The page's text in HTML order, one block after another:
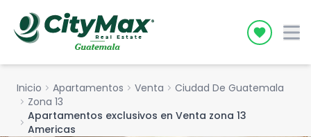
Icon
Inicio chevron_right Apartamentos chevron_right Venta chevron_right Ciudad De Guatemala
chevron_right Zona 13
chevron_right Apartamentos exclusivos en Venta zona 13
Americas